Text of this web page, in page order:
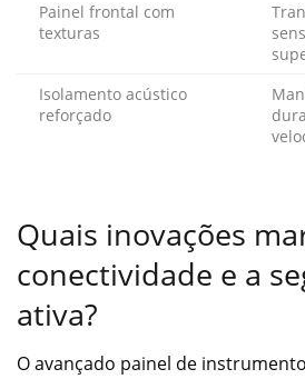
Painel frontal com
texturas
Isolamento acústico
reforçado
Quais inovações
conectividade e a
ativa?
O avançado painel de